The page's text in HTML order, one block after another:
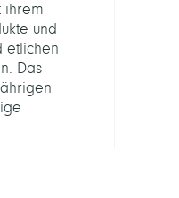
ihrem
und
etlichen
Das